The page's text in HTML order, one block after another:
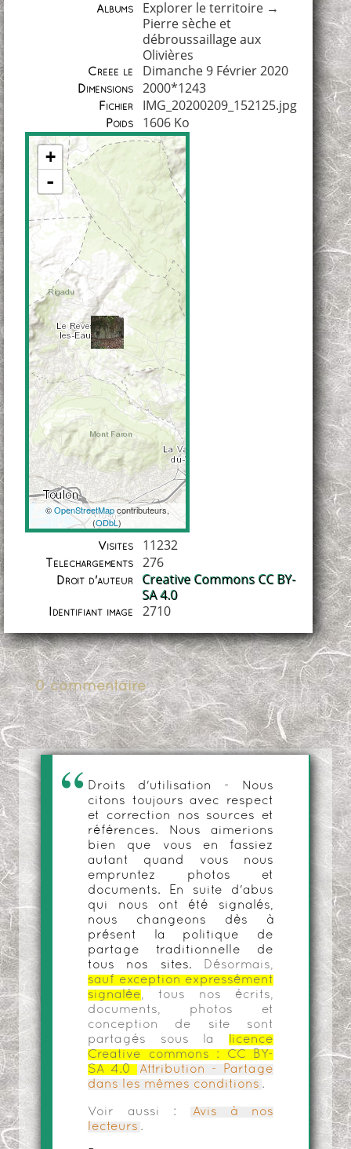
Albums Explorer le territoire→
Pierre sèche et
débroussaillage aux
Olivières
Créée le Dimanche 9 Février 2020
Dimensions 2000*1243
Fichier IMG_20200209_152125.jpg
Poids 1606 Ko
Coordonnées
+
-
©OpenStreetMapcontributeurs,
(ODbL)
Visites 11232
Téléchargements 276
Droit d'auteur
Creative Commons CC BY-
SA 4.0
Identifiant image 2710
0 commentaire
Droits d'utilisation - Nous
citons toujours avec respect
et correction nos sources et
références. Nous aimerions
bien que vous en fassiez
autant quand vous nous
empruntez photos et
documents. En suite d'abus
qui nous ont été signalés,
nous changeons dès à
présent la politique de
partage traditionnelle de
tous nos sites.
Désormais,
sauf exception expressément
signalée, tous nos écrits,
documents, photos et
conception de site sont
partagés sous la
licence
Creative commons :
CC BY-
SA 4.0
Attribution - Partage
dans les mêmes conditions .
Voir aussi :
Avis à nos
lecteurs .